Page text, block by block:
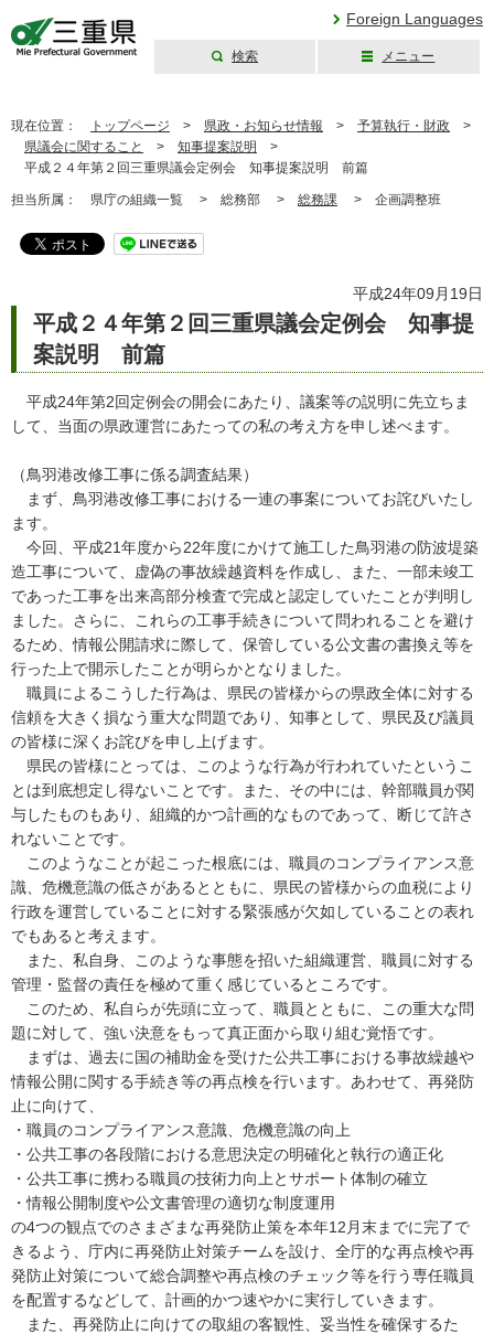
Foreign Languages
検索 メニュー
現在位置： トップページ > 県政・お知らせ情報 > 予算執行・財政 >
県議会に関すること
> 知事提案説明
>
平成２４年第２回三重県議会定例会 知事提案説明 前篇
担当所属： 県庁の組織一覧 > 総務部 > 総務課 > 企画調整班
平成24年09月19日
平成２４年第２回三重県議会定例会 知事提
案説明 前篇
平成24年第2回定例会の開会にあたり、議案等の説明に先立ちま
して、当面の県政運営にあたっての私の考え方を申し述べます。
（鳥羽港改修工事に係る調査結果）
まず、鳥羽港改修工事における一連の事案についてお詫びいたし
ます。
今回、平成21年度から22年度にかけて施工した鳥羽港の防波堤築
造工事について、虚偽の事故繰越資料を作成し、また、一部未竣工
であった工事を出来高部分検査で完成と認定していたことが判明し
ました。さらに、これらの工事手続きについて問われることを避け
るため、情報公開請求に際して、保管している公文書の書換え等を
行った上で開示したことが明らかとなりました。
職員によるこうした行為は、県民の皆様からの県政全体に対する
信頼を大きく損なう重大な問題であり、知事として、県民及び議員
の皆様に深くお詫びを申し上げます。
県民の皆様にとっては、このような行為が行われていたというこ
とは到底想定し得ないことです。また、その中には、幹部職員が関
与したものもあり、組織的かつ計画的なものであって、断じて許さ
れないことです。
このようなことが起こった根底には、職員のコンプライアンス意
識、危機意識の低さがあるとともに、県民の皆様からの血税により
行政を運営していることに対する緊張感が欠如していることの表れ
でもあると考えます。
また、私自身、このような事態を招いた組織運営、職員に対する
管理・監督の責任を極めて重く感じているところです。
このため、私自らが先頭に立って、職員とともに、この重大な問
題に対して、強い決意をもって真正面から取り組む覚悟です。
まずは、過去に国の補助金を受けた公共工事における事故繰越や
情報公開に関する手続き等の再点検を行います。あわせて、再発防
止に向けて、
・職員のコンプライアンス意識、危機意識の向上
・公共工事の各段階における意思決定の明確化と執行の適正化
・公共工事に携わる職員の技術力向上とサポート体制の確立
・情報公開制度や公文書管理の適切な制度運用
の4つの観点でのさまざまな再発防止策を本年12月末までに完了で
きるよう、庁内に再発防止対策チームを設け、全庁的な再点検や再
発防止対策について総合調整や再点検のチェック等を行う専任職員
を配置するなどして、計画的かつ速やかに実行していきます。
また、再発防止に向けての取組の客観性、妥当性を確保するた